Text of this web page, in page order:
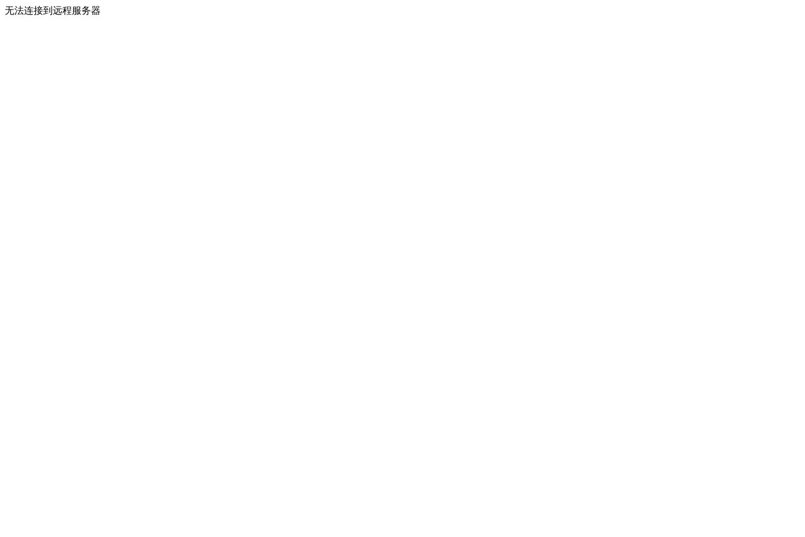
无法连接到远程服务器